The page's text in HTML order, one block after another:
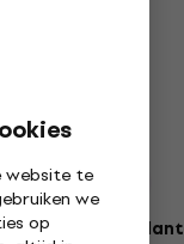
website te
we
op+3 miljoen